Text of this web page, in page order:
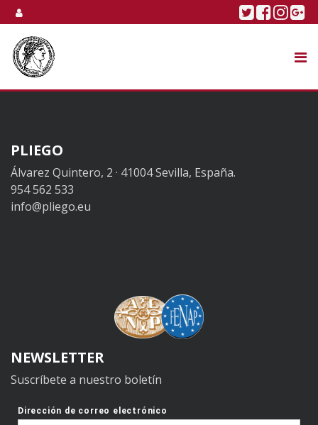
Skip to content Twitter
PLIEGO
Álvarez Quintero, 2 · 41004 Sevilla, España.
954 562 533
info@pliego.eu
NEWSLETTER
Suscríbete a nuestro boletín
TIENDA ONLINE